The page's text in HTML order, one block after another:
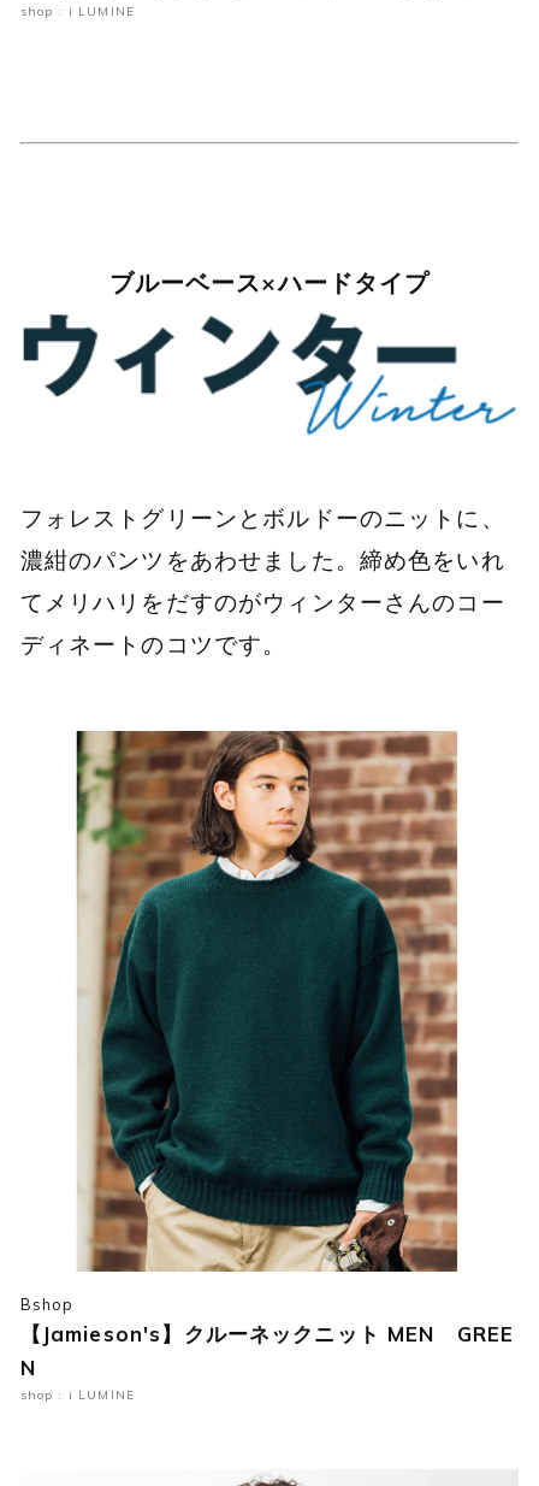
shop : i LUMINE
ブルーベース×ハードタイプ
フォレストグリーンとボルドーのニットに、
濃紺のパンツをあわせました。締め色をいれ
てメリハリをだすのがウィンターさんのコー
ディネートのコツです。
Bshop
【Jamieson's】クルーネックニット MEN GREE
N
shop : i LUMINE